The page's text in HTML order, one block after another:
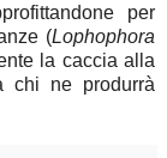
per
(Lophophora
la caccia alla
chi ne produrrà